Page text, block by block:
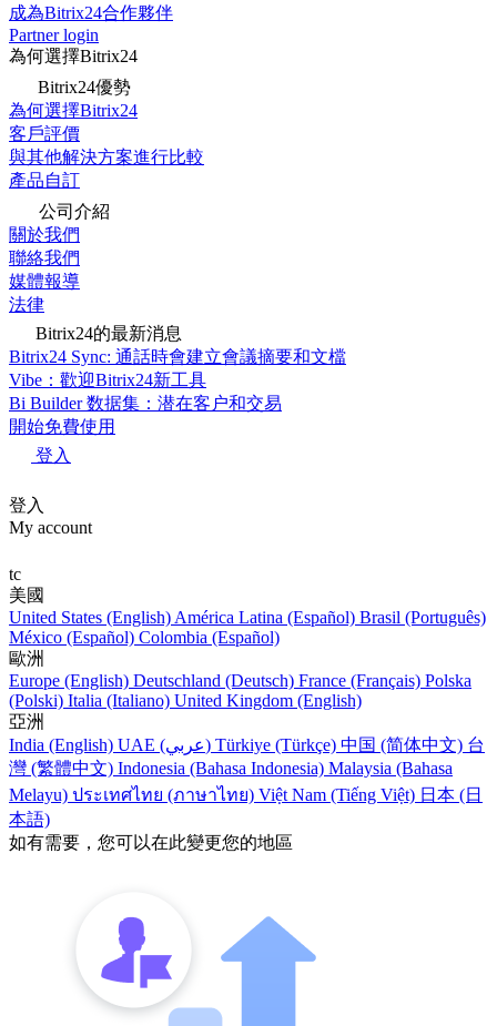
成為Bitrix24合作夥伴
Partner login
為何選擇Bitrix24
Bitrix24優勢
為何選擇Bitrix24
客戶評價
與其他解決方案進行比較
產品自訂
公司介紹
關於我們
聯絡我們
媒體報導
法律
Bitrix24的最新消息
Bitrix24 Sync: 通話時會建立會議摘要和文檔
Vibe：歡迎Bitrix24新工具
Bi Builder 数据集：潜在客户和交易
開始免費使用
登入
登入
My account
tc
美國
United States (English) América Latina (Español) Brasil (Português)
México (Español) Colombia (Español)
歐洲
Europe (English) Deutschland (Deutsch) France (Français) Polska
(Polski) Italia (Italiano) United Kingdom (English)
亞洲
India (English)
UAE (عربي) Türkiye (Türkçe) 中国 (简体中文) 台
灣 (繁體中文) Indonesia (Bahasa Indonesia) Malaysia (Bahasa
Melayu) ประเทศไทย (ภาษาไทย) Việt Nam (Tiếng Việt) 日本 (日
本語)
如有需要，您可以在此變更您的地區